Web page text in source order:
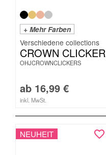
+ Mehr Farben
CROWN CLICKER
OHJCROWNCLICKERS
ab 16,99 €
inkl. MwSt.
NEUHEIT